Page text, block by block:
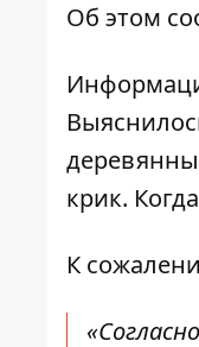
Об этом
крик.
К